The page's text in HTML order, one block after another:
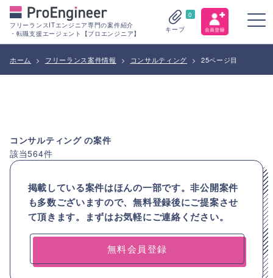
フリーランスITエンジニア専門の案件紹介
・転職支援エージェント【プロエンジニア】
0
キープ
ホーム > フリーランス案件情報 > コンサルティング > 25ページ目
コンサルティングの案件
該当564件
掲載している案件はほんの一部です。非公開案件
も多数ございますので、無料登録後にご提案させ
て頂きます。まずはお気軽にご連絡ください。
無料会員登録